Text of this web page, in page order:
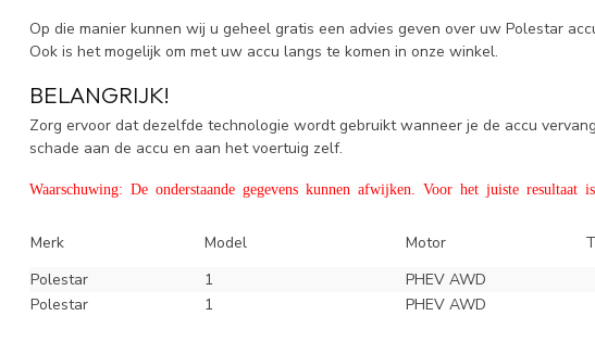
Op die manier kunnen wij u geheel gratis een advies geven over uw Polestar
Ook is het mogelijk om met uw accu langs te komen in onze winkel.
BELANGRIJK!
Zorg ervoor dat dezelfde technologie wordt gebruikt wanneer je de accu
schade aan de accu en aan het voertuig zelf.
Waarschuwing: De onderstaande gegevens kunnen afwijken. Voor het juiste
Merk Model Motor
Polestar
1 PHEV AWD
Polestar
1 PHEV AWD